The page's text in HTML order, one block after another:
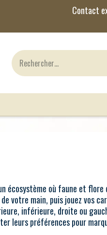
écosystème où faune et
votre main, puis jouez vos
inférieure, droite ou
leurs préférences pour